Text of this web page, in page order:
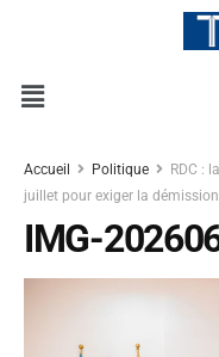
Accueil Politique
RDC :
juillet pour exiger la
IMG-